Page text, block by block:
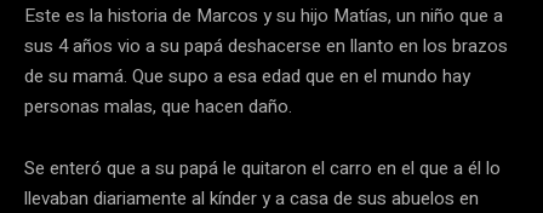
Este es la historia de Marcos y su hijo Matías, un niño que a
sus 4 años vio a su papá deshacerse en llanto en los brazos
de su mamá. Que supo a esa edad que en el mundo hay
personas malas, que hacen daño.
Se enteró que a su papá le quitaron el carro en el que a él lo
llevaban diariamente al kínder y a casa de sus abuelos en